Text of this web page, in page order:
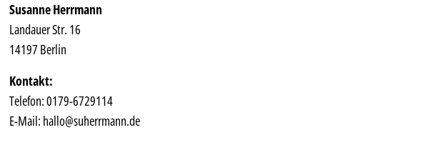
Susanne Herrmann
Landauer Str. 16
14197 Berlin
Kontakt:
Telefon: 0179-6729114
E-Mail: hallo@suherrmann.de